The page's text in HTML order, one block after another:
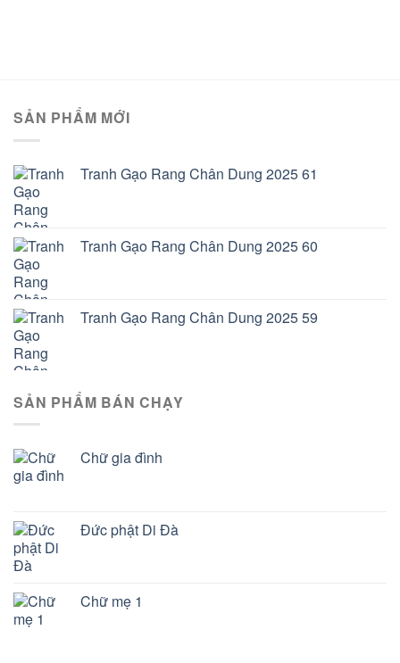
SẢN PHẨM MỚI
Tranh Gạo Rang Chân Dung 2025 61
Tranh Gạo Rang Chân Dung 2025 60
Tranh Gạo Rang Chân Dung 2025 59
SẢN PHẨM BÁN CHẠY
Chữ gia đình
Đức phật Di Đà
Chữ mẹ 1